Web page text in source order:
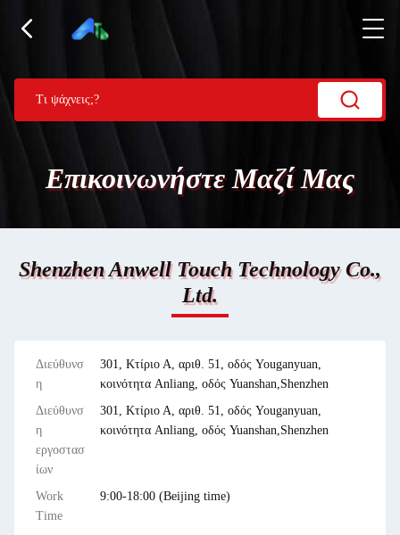
Επικοινωνήστε Μαζί Μας
Shenzhen Anwell Touch Technology Co.,
Ltd.
Διεύθυνσ
η
301, Κτίριο Α, αριθ. 51, οδός Youganyuan,
κοινότητα Anliang, οδός Yuanshan,Shenzhen
Διεύθυνσ
η
εργοστασ
ίων
301, Κτίριο Α, αριθ. 51, οδός Youganyuan,
κοινότητα Anliang, οδός Yuanshan,Shenzhen
Work
Time
9:00-18:00 (Beijing time)